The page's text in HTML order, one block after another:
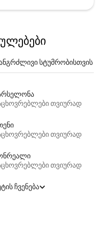
სტუმრობისთვის
თვიურად
თვიურად
თვიურად
ჩვენება